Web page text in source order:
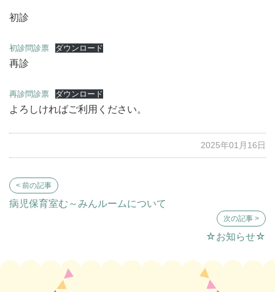
初診
初診問診票 ダウンロード
再診
再診問診票 ダウンロード
よろしければご利用ください。
2025年01月16日
病児保育室む～みんルームについて
☆お知らせ☆